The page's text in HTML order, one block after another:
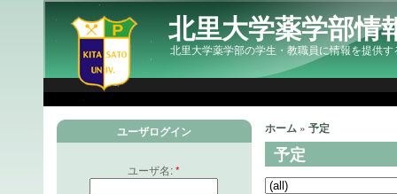
北里大学薬学部情
北里大学薬学部の学生・教職員に情報を提供
ユーザログイン
ユーザ名:*
ホーム » 予定
予定